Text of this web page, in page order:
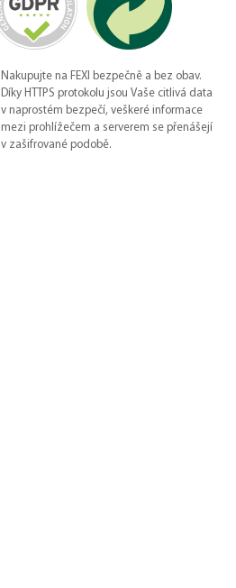
Nakupujte na FEXI bezpečně a bez obav.
Díky HTTPS protokolu jsou Vaše citlivá data
v naprostém bezpečí, veškeré informace
mezi prohlížečem a serverem se přenášejí
v zašifrované podobě.